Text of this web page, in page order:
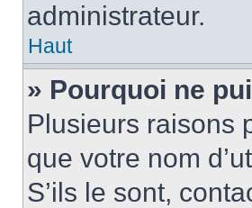
administrateur.
Haut
» Pourquoi ne
Plusieurs raisons
que votre nom
S’ils le sont,